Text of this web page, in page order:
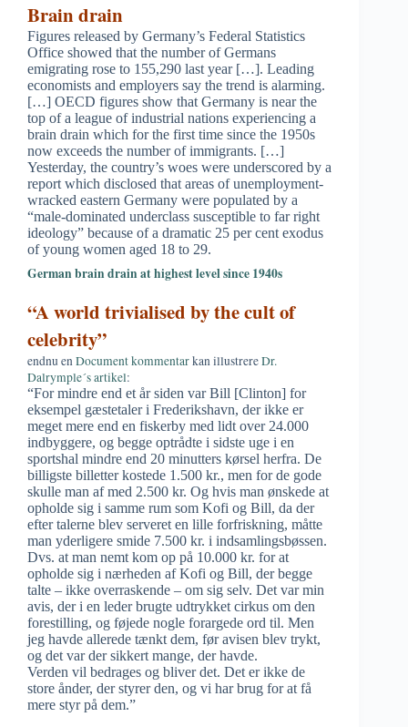
Brain drain
Figures released by Germany’s Federal Statistics
Office showed that the number of Germans
emigrating rose to 155,290 last year […]. Leading
economists and employers say the trend is alarming.
[…] OECD figures show that Germany is near the
top of a league of industrial nations experiencing a
brain drain which for the first time since the 1950s
now exceeds the number of immigrants. […]
Yesterday, the country’s woes were underscored by a
report which disclosed that areas of unemployment-
wracked eastern Germany were populated by a
“male-dominated underclass susceptible to far right
ideology” because of a dramatic 25 per cent exodus
of young women aged 18 to 29.
German brain drain at highest level since 1940s
“A world trivialised by the cult of
celebrity”
endnu enDocument kommentarkan illustrereDr.
Dalrymple´s artikel:
“For mindre end et år siden var Bill [Clinton] for
eksempel gæstetaler i Frederikshavn, der ikke er
meget mere end en fiskerby med lidt over 24.000
indbyggere, og begge optrådte i sidste uge i en
sportshal mindre end 20 minutters kørsel herfra. De
billigste billetter kostede 1.500 kr., men for de gode
skulle man af med 2.500 kr. Og hvis man ønskede at
opholde sig i samme rum som Kofi og Bill, da der
efter talerne blev serveret en lille forfriskning, måtte
man yderligere smide 7.500 kr. i indsamlingsbøssen.
Dvs. at man nemt kom op på 10.000 kr. for at
opholde sig i nærheden af Kofi og Bill, der begge
talte – ikke overraskende – om sig selv. Det var min
avis, der i en leder brugte udtrykket cirkus om den
forestilling, og føjede nogle forargede ord til. Men
jeg havde allerede tænkt dem, før avisen blev trykt,
og det var der sikkert mange, der havde.
Verden vil bedrages og bliver det. Det er ikke de
store ånder, der styrer den, og vi har brug for at få
mere styr på dem.”